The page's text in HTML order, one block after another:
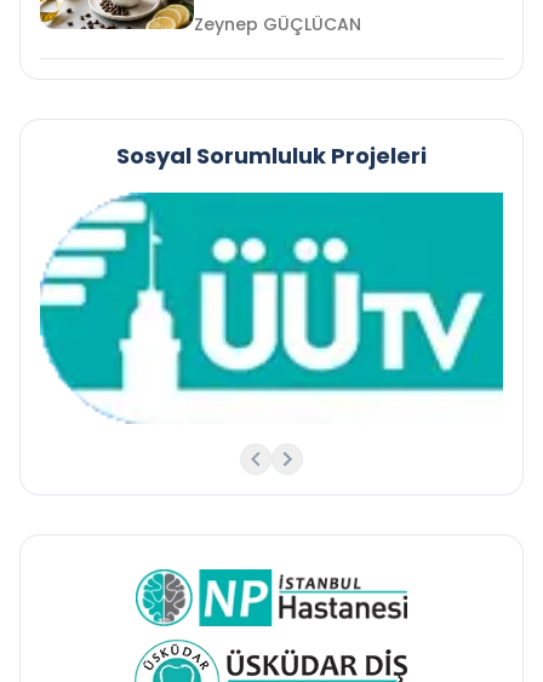
Zeynep GÜÇLÜCAN
Sosyal Sorumluluk Projeleri